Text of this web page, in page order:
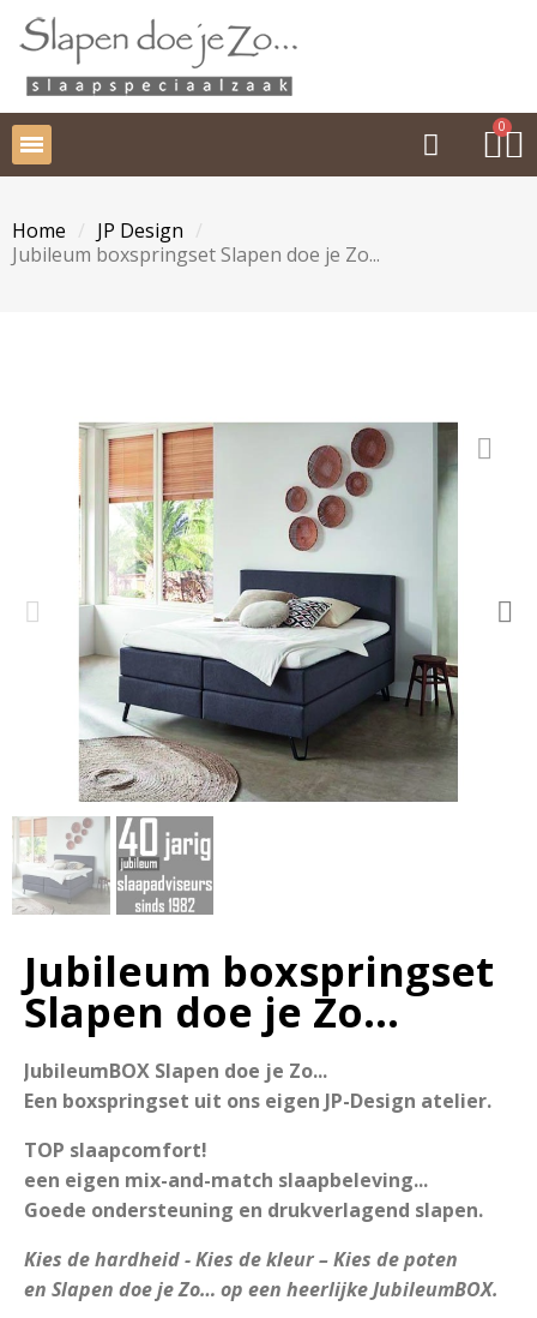
Home
JP Design
Jubileum boxspringset Slapen doe je Zo...
Jubileum boxspringset
Slapen doe je Zo...
JubileumBOX Slapen doe je Zo...
Een boxspringset uit ons eigen JP-Design atelier.
TOP slaapcomfort!
een eigen mix-and-match slaapbeleving...
Goede ondersteuning en drukverlagend slapen.
Kies de hardheid - Kies de kleur – Kies de poten
en Slapen doe je Zo… op een heerlijke JubileumBOX.